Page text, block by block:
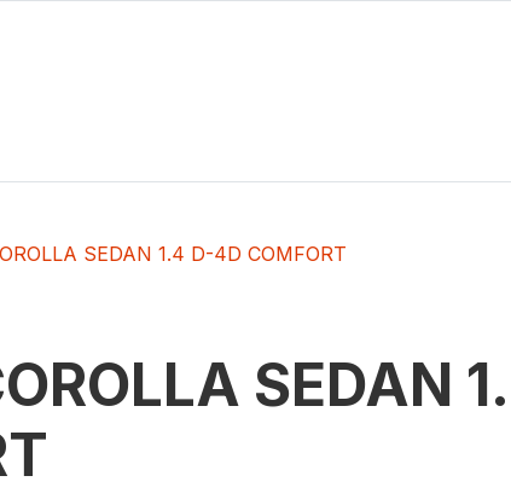
SEDAN 1.4 D-4D COMFORT
SEDAN